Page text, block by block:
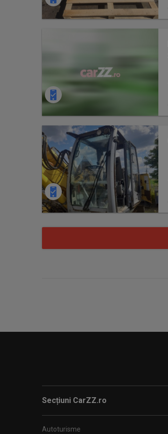
Secțiuni CarZZ.ro
Autoturisme